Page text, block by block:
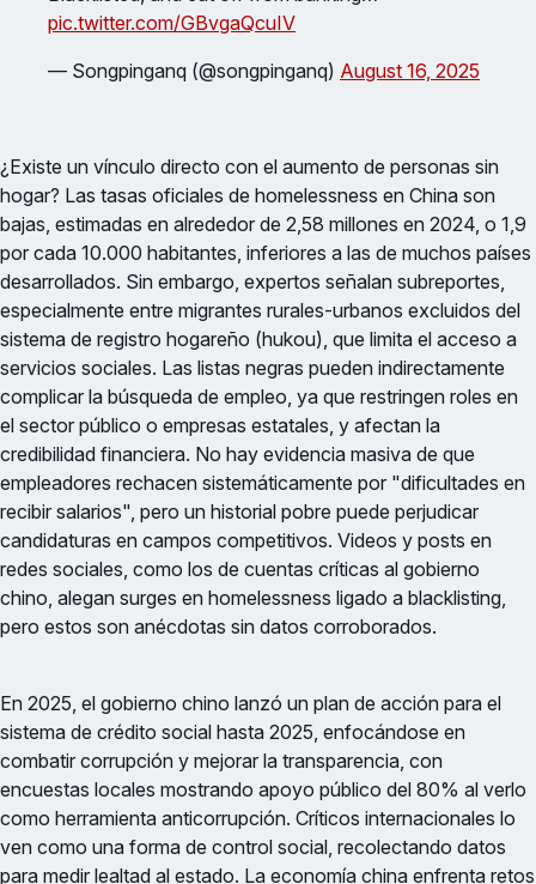
pic.twitter.com/GBvgaQcuIV
— Songpinganq (@songpinganq) August 16, 2025
¿Existe un vínculo directo con el aumento de personas sin
hogar? Las tasas oficiales de homelessness en China son
bajas, estimadas en alrededor de 2,58 millones en 2024, o 1,9
por cada 10.000 habitantes, inferiores a las de muchos países
desarrollados. Sin embargo, expertos señalan subreportes,
especialmente entre migrantes rurales-urbanos excluidos del
sistema de registro hogareño (hukou), que limita el acceso a
servicios sociales. Las listas negras pueden indirectamente
complicar la búsqueda de empleo, ya que restringen roles en
el sector público o empresas estatales, y afectan la
credibilidad financiera. No hay evidencia masiva de que
empleadores rechacen sistemáticamente por "dificultades en
recibir salarios", pero un historial pobre puede perjudicar
candidaturas en campos competitivos. Videos y posts en
redes sociales, como los de cuentas críticas al gobierno
chino, alegan surges en homelessness ligado a blacklisting,
pero estos son anécdotas sin datos corroborados.
En 2025, el gobierno chino lanzó un plan de acción para el
sistema de crédito social hasta 2025, enfocándose en
combatir corrupción y mejorar la transparencia, con
encuestas locales mostrando apoyo público del 80% al verlo
como herramienta anticorrupción. Críticos internacionales lo
ven como una forma de control social, recolectando datos
para medir lealtad al estado. La economía china enfrenta retos